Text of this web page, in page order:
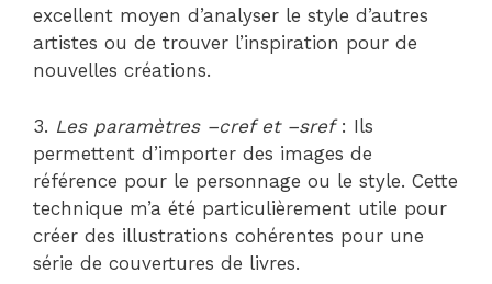
excellent moyen d’analyser le style d’autres
artistes ou de trouver l’inspiration pour de
nouvelles créations.
3. Les paramètres –cref et –sref: Ils
permettent d’importer des images de
référence pour le personnage ou le style. Cette
technique m’a été particulièrement utile pour
créer des illustrations cohérentes pour une
série de couvertures de livres.